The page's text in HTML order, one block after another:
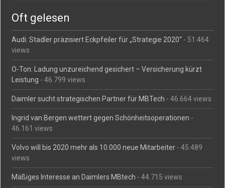
Oft gelesen
Audi: Stadler präzisiert Eckpfeiler für „Strategie 2020“ - 51.464
views
O-Ton: Ladung unzureichend gesichert – Versicherung kürzt
Leistung - 46.799 views
Daimler sucht strategischen Partner für MBTech - 46.664 views
Ingrid van Bergen wettert gegen Schönheitsoperationen -
46.161 views
Volvo will bis 2020 mehr als 10.000 neue Mitarbeiter - 45.489
views
Mäßiges Interesse an Daimlers MBtech - 44.715 views